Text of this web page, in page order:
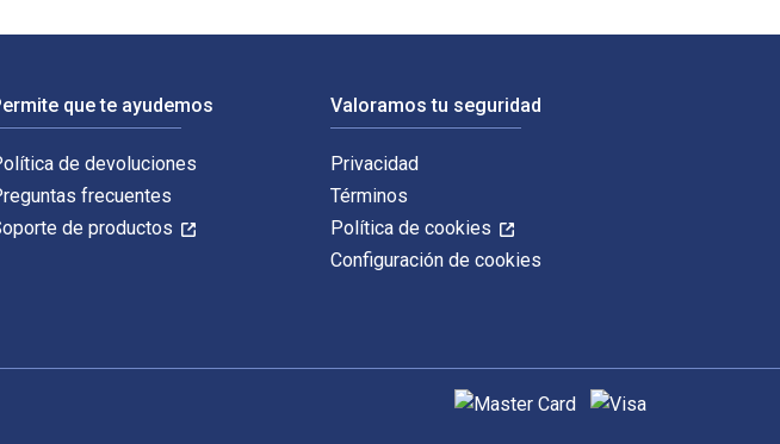
que te ayudemos
de devoluciones
frecuentes
de productos
Valoramos tu seguridad
Privacidad
Términos
Política de cookies
Configuración de cookies
Métodos de pago admitidos